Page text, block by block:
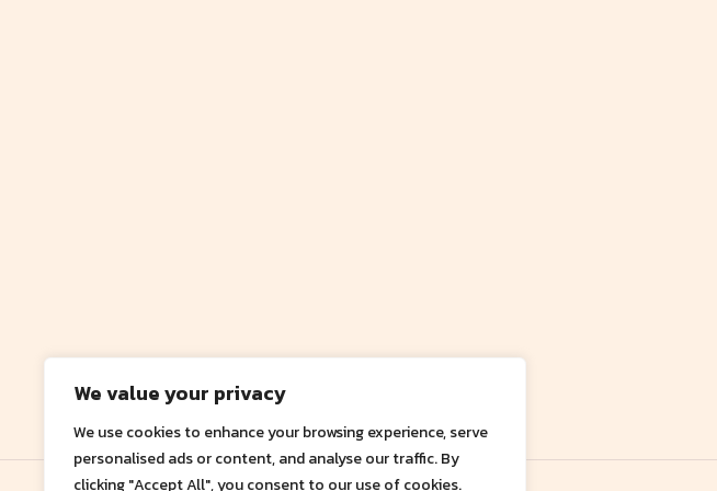
We value your privacy
We use cookies to enhance your browsing experience, serve
personalised ads or content, and analyse our traffic. By
clicking "Accept All", you consent to our use of cookies.